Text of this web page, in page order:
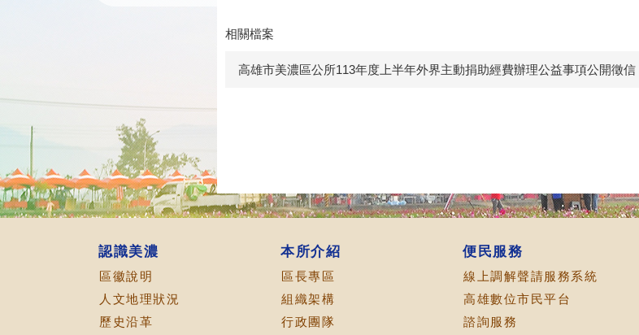
相關檔案
高雄市美濃區公所113年度上半年外界主動捐助經費辦理公益事項公開徵信
認識美濃
區徽說明
人文地理狀況
歷史沿革
本所介紹
區長專區
組織架構
行政團隊
便民服務
線上調解聲請服務系統
高雄數位市民平台
諮詢服務